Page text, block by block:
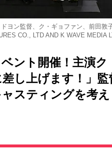
ヨン監督、ク・ギョファン、前田敦
CO., LTD AND K WAVE MEDIA
ント開催！主演ク
し上げます！」監
スティングを考